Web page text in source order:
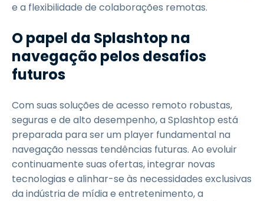
e a flexibilidade de colaborações remotas.
O papel da Splashtop na
navegação pelos desafios
futuros
Com suas soluções de acesso remoto robustas,
seguras e de alto desempenho, a Splashtop está
preparada para ser um player fundamental na
navegação nessas tendências futuras. Ao evoluir
continuamente suas ofertas, integrar novas
tecnologias e alinhar-se às necessidades exclusivas
da indústria de mídia e entretenimento, a